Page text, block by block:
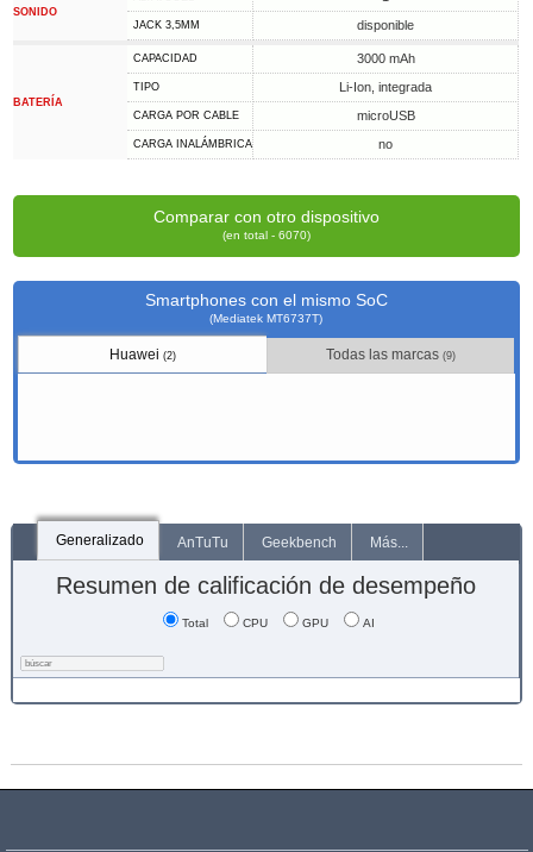
SONIDO
JACK 3,5MM disponible
BATERÍA
CAPACIDAD 3000 mAh
TIPO Li-Ion, integrada
CARGA POR CABLE microUSB
CARGA INALÁMBRICA no
Comparar con otro dispositivo
(en total - 6070)
Smartphones con el mismo SoC
(Mediatek MT6737T)
Huawei(2) Todas las marcas(9)
Generalizado AnTuTu Geekbench Más...
Resumen de calificación de desempeño
Total CPU GPU AI